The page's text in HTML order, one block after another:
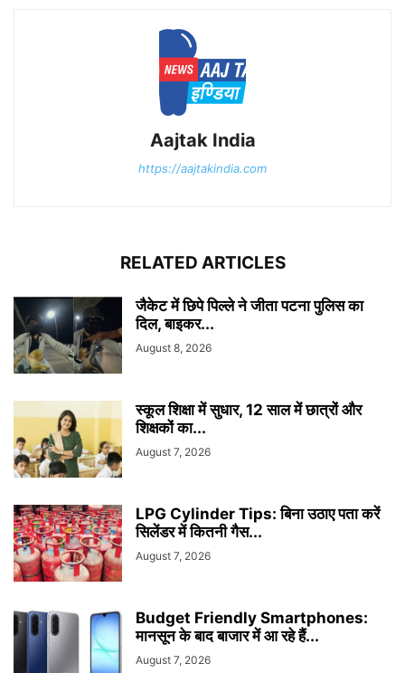
Aajtak India
https://aajtakindia.com
RELATED ARTICLES
जैकेट में छिपे पिल्ले ने जीता पटना पुलिस का
दिल, बाइकर...
August 8, 2026
स्कूल शिक्षा में सुधार, 12 साल में छात्रों और
शिक्षकों का...
August 7, 2026
LPG Cylinder Tips: बिना उठाए पता करें
सिलेंडर में कितनी गैस...
August 7, 2026
Budget Friendly Smartphones:
मानसून के बाद बाजार में आ रहे हैं...
August 7, 2026